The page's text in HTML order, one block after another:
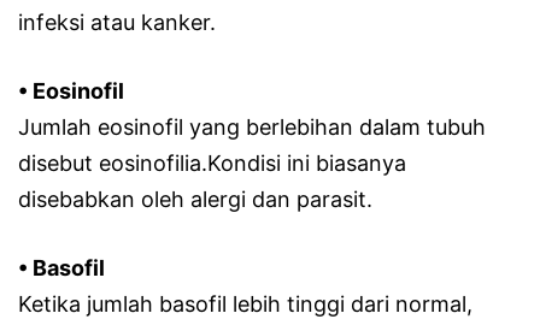
infeksi atau kanker.
• Eosinofil
Jumlah eosinofil yang berlebihan dalam tubuh
disebut eosinofilia.Kondisi ini biasanya
disebabkan oleh alergi dan parasit.
• Basofil
Ketika jumlah basofil lebih tinggi dari normal,